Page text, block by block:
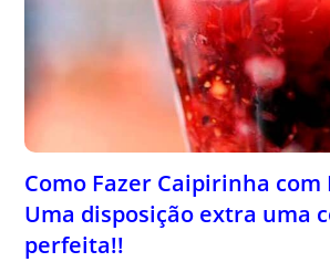
Como Fazer Caipirinha com
Uma disposição extra uma
perfeita!!